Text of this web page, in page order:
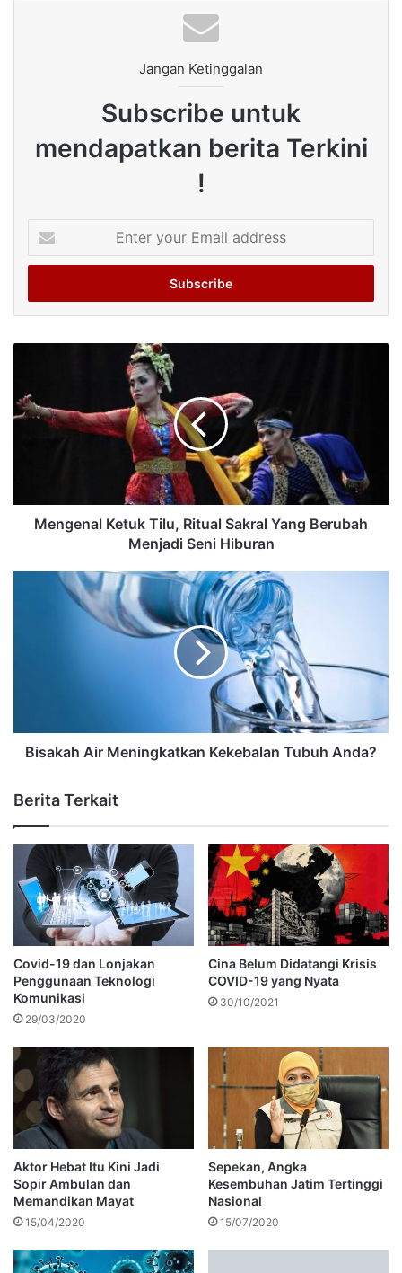
Jangan Ketinggalan
Subscribe untuk
mendapatkan berita Terkini
!
your
Email
Mengenal Ketuk Tilu, Ritual Sakral Yang Berubah
Menjadi Seni Hiburan
Bisakah Air Meningkatkan Kekebalan Tubuh Anda?
Berita Terkait
Covid-19 dan Lonjakan
Penggunaan Teknologi
Komunikasi
29/03/2020
Cina Belum Didatangi Krisis
COVID-19 yang Nyata
30/10/2021
Aktor Hebat Itu Kini Jadi
Sopir Ambulan dan
Memandikan Mayat
15/04/2020
Sepekan, Angka
Kesembuhan Jatim Tertinggi
Nasional
15/07/2020